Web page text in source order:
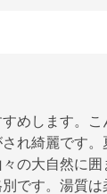
めします。
れ綺麗です
の大自然に
です。湯質